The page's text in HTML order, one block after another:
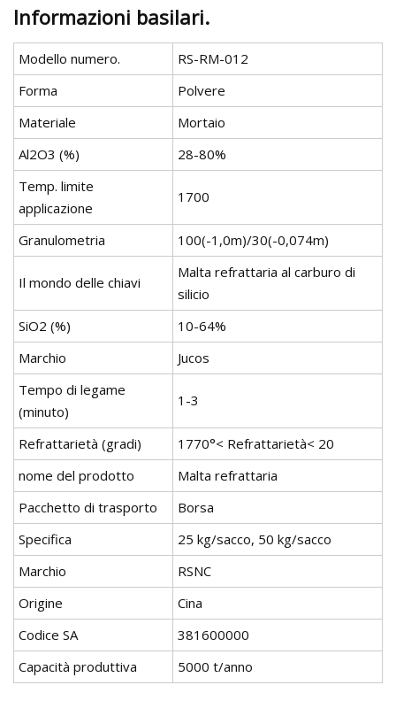
Informazioni basilari.
Modello numero.
RS-RM-012
Forma
Polvere
Materiale
Mortaio
Al2O3 (%)
28-80%
Temp. limite
applicazione
1700
Granulometria 100(-1,0m)/30(-0,074m)
Il mondo delle chiavi
Malta refrattaria al carburo di
silicio
SiO2 (%)
10-64%
Marchio
Jucos
Tempo di legame
(minuto)
1-3
Refrattarietà (gradi)
1770°< Refrattarietà< 20
nome del prodotto
Malta refrattaria
Pacchetto di trasporto
Borsa
Specifica
25 kg/sacco, 50 kg/sacco
Marchio
RSNC
Origine
Cina
Codice SA
381600000
Capacità produttiva
5000 t/anno